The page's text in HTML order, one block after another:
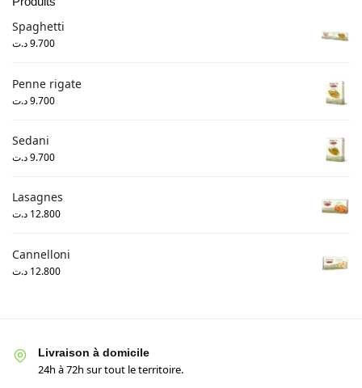
Spaghetti
9.700د.ت
Penne rigate
9.700د.ت
Sedani
9.700د.ت
Lasagnes
12.800 د.ت
Cannelloni
12.800 د.ت
Livraison à domicile
24h à 72h sur tout le territoire.